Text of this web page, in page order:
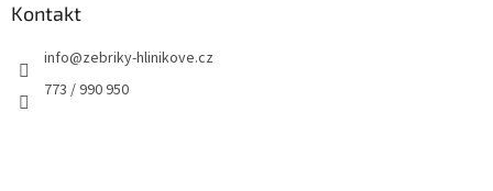
Kontakt
info@zebriky-hlinikove.cz
773 / 990 950